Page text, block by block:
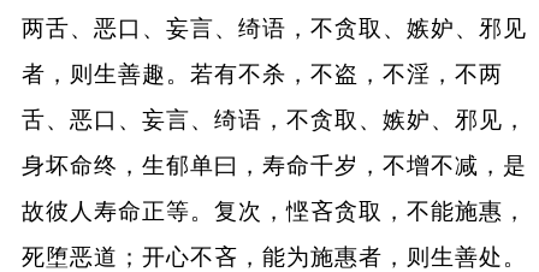
两舌、恶口、妄言、绮语，不贪取、嫉妒、邪见
者，则生善趣。若有不杀，不盗，不淫，不两
舌、恶口、妄言、绮语，不贪取、嫉妒、邪见，
身坏命终，生郁单曰，寿命千岁，不增不减，是
故彼人寿命正等。复次，悭吝贪取，不能施惠，
死堕恶道；开心不吝，能为施惠者，则生善处。